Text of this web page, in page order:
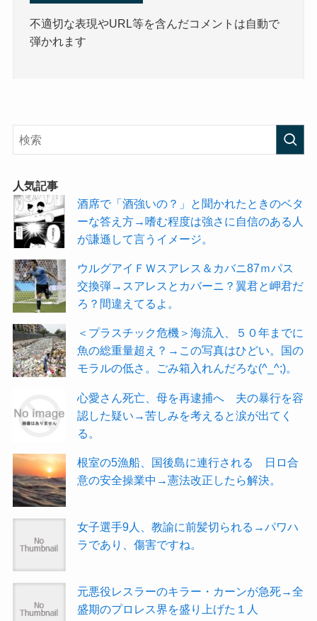
不適切な表現やURL等を含んだコメントは自動で
弾かれます
人気記事
酒席で「酒強いの？」と聞かれたときのベタ
ーな答え方→嗜む程度は強さに自信のある人
が謙遜して言うイメージ。
ウルグアイＦＷスアレス＆カバニ87ｍパス
交換弾→スアレスとカバーニ？翼君と岬君だ
ろ？間違えてるよ。
＜プラスチック危機＞海流入、５０年までに
魚の総重量超え？→この写真はひどい。国の
モラルの低さ。ごみ箱入れんだろな(^_^;)。
心愛さん死亡、母を再逮捕へ 夫の暴行を容
認した疑い→苦しみを考えると涙が出てく
る。
根室の5漁船、国後島に連行される 日ロ合
意の安全操業中→憲法改正したら解決。
女子選手9人、教諭に前髪切られる→パワハ
ラであり、傷害ですね。
元悪役レスラーのキラー・カーンが急死→全
盛期のプロレス界を盛り上げた１人